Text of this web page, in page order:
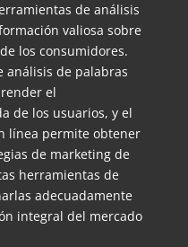
de análisis
valiosa sobre
los consumidores.
análisis de palabras
el
de los usuarios, y el
línea permite obtener
de marketing de
herramientas de
adecuadamente
integral del mercado